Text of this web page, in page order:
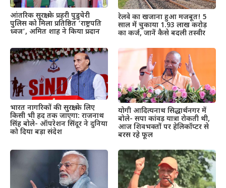
आंतरिक सुरक्षा के प्रहरी पुडुचेरी
पुलिस को मिला प्रतिष्ठित ‘राष्ट्रपति
ध्वज’, अमित शाह ने किया प्रदान
रेलवे का खजाना हुआ मजबूत! 5
साल में चुकाया 1.93 लाख करोड़
का कर्ज, जानें कैसे बदली तस्वीर
भारत नागरिकों की सुरक्षा के लिए
किसी भी हद तक जाएगा: राजनाथ
सिंह बोले- ऑपरेशन सिंदूर ने दुनिया
को दिया बड़ा संदेश
योगी आदित्यनाथ सिद्धार्थनगर में
बोले- सपा कांवड़ यात्रा रोकती थी,
आज शिवभक्तों पर हेलिकॉप्टर से
बरस रहे फूल